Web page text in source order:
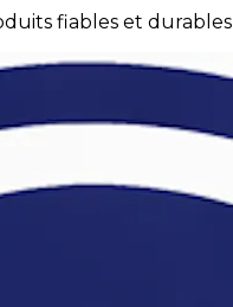
fiables et durables